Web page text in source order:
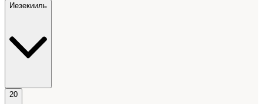
Иезекииль
20